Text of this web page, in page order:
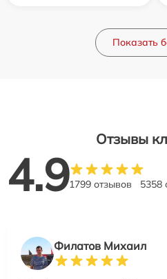
Показать
Отзывы
4.91799 отзывов 5358
Филатов Михаил